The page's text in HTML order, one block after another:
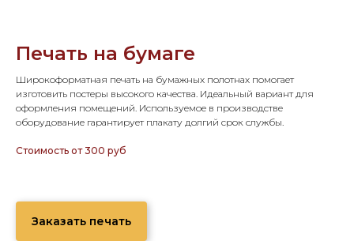
Печать на бумаге
Широкоформатная печать на бумажных полотнах помогает
изготовить постеры высокого качества. Идеальный вариант для
оформления помещений. Используемое в производстве
оборудование гарантирует плакату долгий срок службы.
Стоимость от 300 руб
Заказать печать